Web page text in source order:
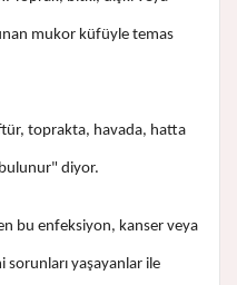
mukor küfüyle temas
toprakta, havada, hatta
bulunur" diyor.
bu enfeksiyon, kanser veya
sorunları yaşayanlar ile